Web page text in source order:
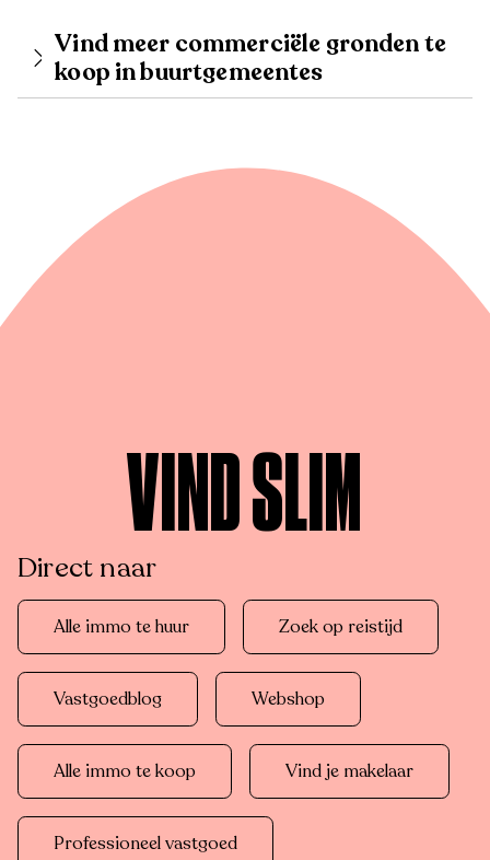
Vind meer commerciële gronden te
koop in buurtgemeentes
VIND SLIM
Direct naar
Alle immo te huur Zoek op reistijd
Vastgoedblog Webshop
Alle immo te koop Vind je makelaar
Professioneel vastgoed